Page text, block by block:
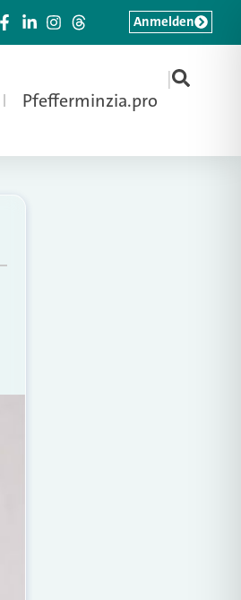
Pfefferminzia.pro
|
Anmelden